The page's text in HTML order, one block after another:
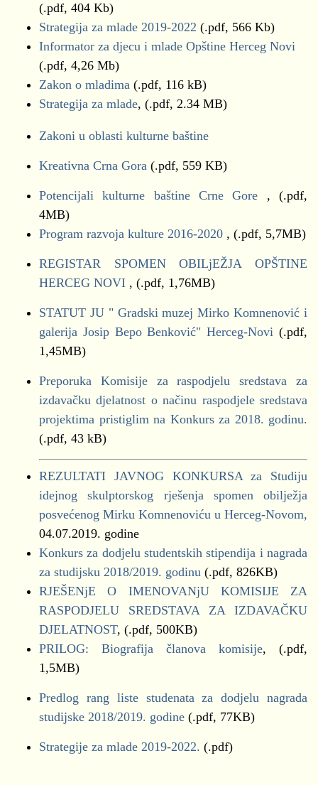
(.pdf, 404 Kb)
Strategija za mlade 2019-2022 (.pdf, 566 Kb)
Informator za djecu i mlade Opštine Herceg Novi
(.pdf, 4,26 Mb)
Zаkon o mladima (.pdf, 116 kB)
Strategija za mlade, (.pdf, 2.34 MB)
Zakoni u oblasti kulturne baštine
Kreativna Crna Gora (.pdf, 559 KB)
Potencijali kulturne baštine Crne Gore , (.pdf,
4MB)
Program razvoja kulture 2016-2020 , (.pdf, 5,7MB)
REGISTAR SPOMEN OBILjEŽJA OPŠTINE
HERCEG NOVI , (.pdf, 1,76MB)
STATUT JU " Gradski muzej Mirko Komnenović i
galerija Josip Bepo Benković" Herceg-Novi (.pdf,
1,45MB)
Preporuka Komisije za raspodjelu sredstava za
izdavačku djelatnost o načinu raspodjele sredstava
projektima pristiglim na Konkurs za 2018. godinu.
(.pdf, 43 kB)
REZULTATI JAVNOG KONKURSA za Studiju
idejnog skulptorskog rješenja spomen obilježja
posvećenog Mirku Komnenoviću u Herceg-Novom,
04.07.2019. godine
Konkurs za dodjelu studentskih stipendija i nagrada
za studijsku 2018/2019. godinu (.pdf, 826KB)
RJEŠENjE O IMENOVANjU KOMISIJE ZA
RASPODJELU SREDSTAVA ZA IZDAVAČKU
DJELATNOST, (.pdf, 500KB)
PRILOG: Biografija članova komisije, (.pdf,
1,5MB)
Predlog rang liste studenata za dodjelu nagrada
studijske 2018/2019. godine (.pdf, 77KB)
Strategije za mlade 2019-2022. (.pdf)